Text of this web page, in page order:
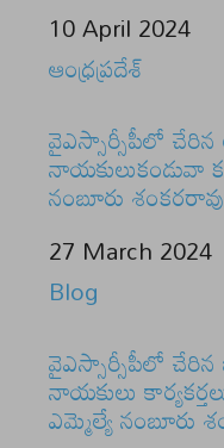
Date
10 April 2024
In relation to
ఆంధ్రప్రదేశ్
వైఎస్సార్సీపీలో చేరిన
నాయకులుకండువా
నంబూరు
Date
27 March 2024
In relation to
Blog
వైఎస్సార్సీపీలో
నాయకులు
ఎమ్మెల్యే నంబూరు